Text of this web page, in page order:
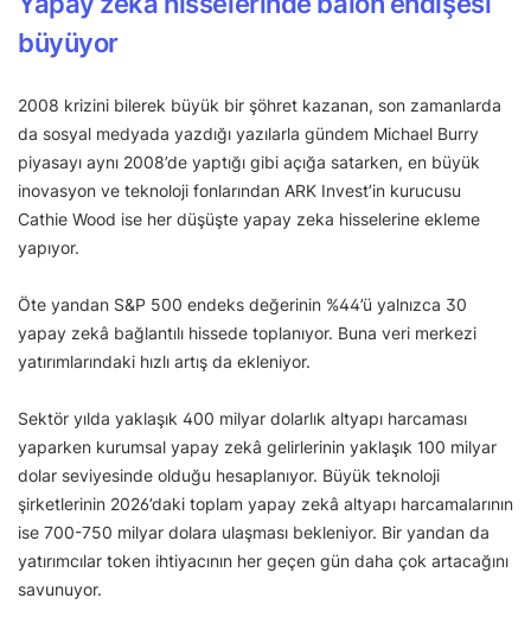
büyüyor
2008 krizini bilerek büyük bir şöhret kazanan, son zamanlarda
da sosyal medyada yazdığı yazılarla gündem Michael Burry
piyasayı aynı 2008’de yaptığı gibi açığa satarken, en büyük
inovasyon ve teknoloji fonlarından ARK Invest’in kurucusu
Cathie Wood ise her düşüşte yapay zeka hisselerine ekleme
yapıyor.
Öte yandan S&P 500 endeks değerinin %44’ü yalnızca 30
yapay zekâ bağlantılı hissede toplanıyor. Buna veri merkezi
yatırımlarındaki hızlı artış da ekleniyor.
Sektör yılda yaklaşık 400 milyar dolarlık altyapı harcaması
yaparken kurumsal yapay zekâ gelirlerinin yaklaşık 100 milyar
dolar seviyesinde olduğu hesaplanıyor. Büyük teknoloji
şirketlerinin 2026’daki toplam yapay zekâ altyapı harcamalarının
ise 700-750 milyar dolara ulaşması bekleniyor. Bir yandan da
yatırımcılar token ihtiyacının her geçen gün daha çok artacağını
savunuyor.